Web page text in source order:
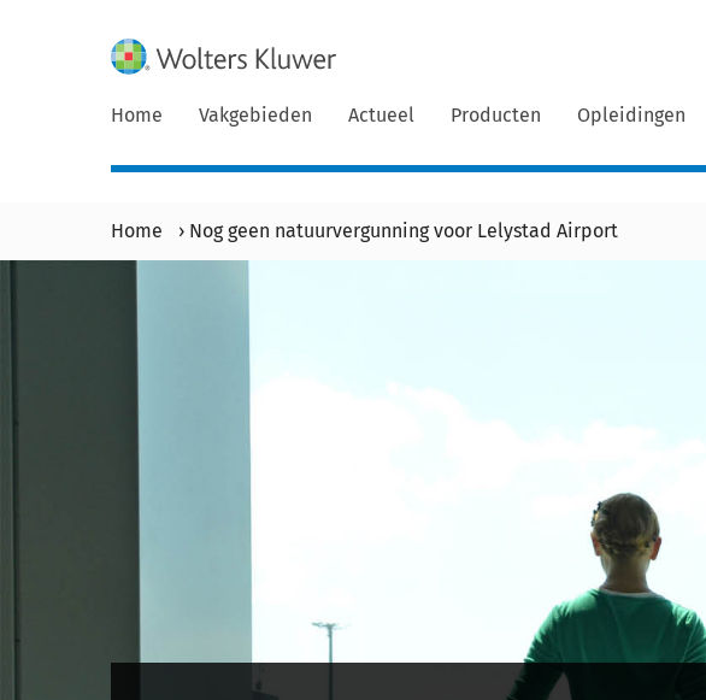
Home Vakgebieden Actueel Producten Opleidingen
Home › Nog geen natuurvergunning voor Lelystad Airport